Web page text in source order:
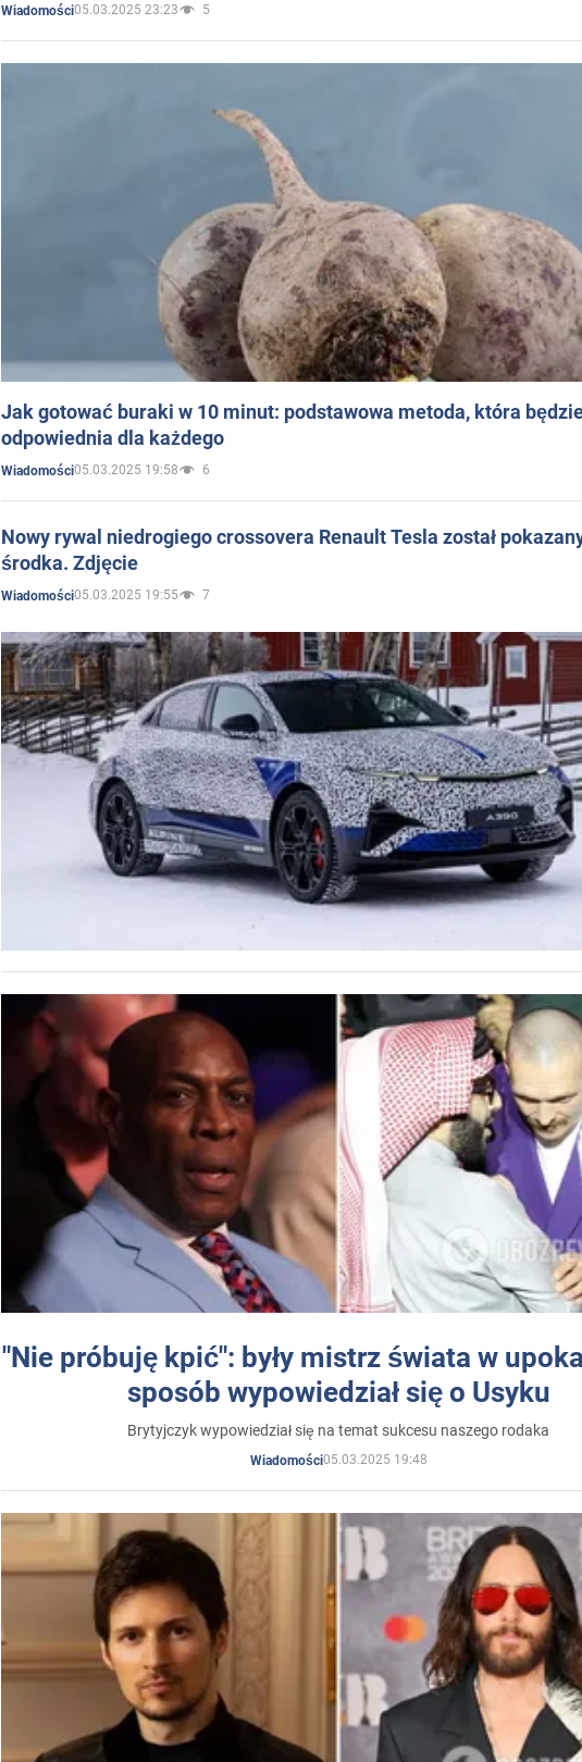
Wiadomości05.03.2025 23:23 5
Jak gotować buraki w 10 minut: podstawowa metoda, która
odpowiednia dla każdego
Wiadomości05.03.2025 19:58 6
Nowy rywal niedrogiego crossovera Renault Tesla został
środka. Zdjęcie
Wiadomości05.03.2025 19:55 7
"Nie próbuję kpić": były mistrz świata w
sposób wypowiedział się o Usyku
Brytyjczyk wypowiedział się na temat sukcesu naszego rodaka
Wiadomości05.03.2025 19:48